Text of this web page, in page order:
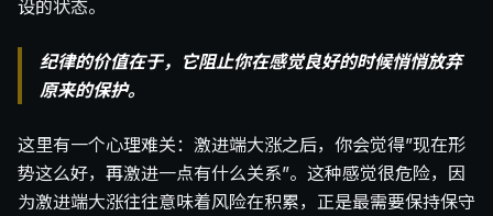
设的状态。
纪律的价值在于，它阻止你在感觉良好的时候悄悄放弃
原来的保护。
这里有一个心理难关：激进端大涨之后，你会觉得”现在形
势这么好，再激进一点有什么关系”。这种感觉很危险，因
为激进端大涨往往意味着风险在积累，正是最需要保持保守